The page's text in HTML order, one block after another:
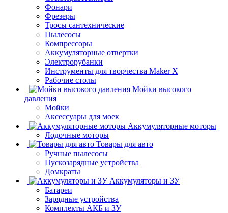
Фонари
Фрезеры
Тросы сантехнические
Пылесосы
Компрессоры
Аккумуляторные отвертки
Электрорубанки
Инструменты для творчества Maker X
Рабочие столы
Мойки высокого
давления
Мойки
Аксессуары для моек
Аккумуляторные моторы
Лодочные моторы
Товары для авто
Ручные пылесосы
Пускозарядные устройства
Домкраты
Аккумуляторы и ЗУ
Батареи
Зарядные устройства
Комплекты АКБ и ЗУ